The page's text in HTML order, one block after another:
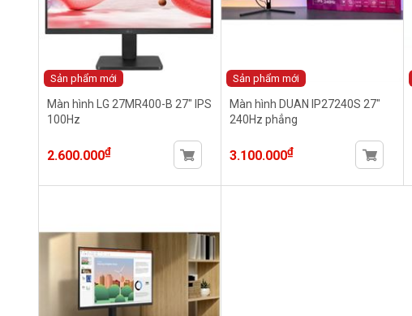
Sản phẩm mới
Màn hình LG 27MR400-B 27" IPS
100Hz
2.600.000₫
Sản phẩm mới
Màn hình DUAN IP27240S 27"
240Hz phẳng
3.100.000₫